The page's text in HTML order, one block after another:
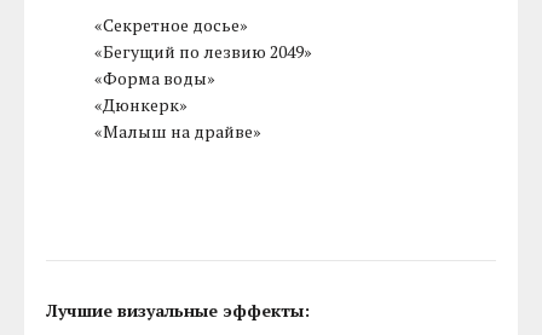
«Секретное досье»
«Бегущий по лезвию 2049»
«Форма воды»
«Дюнкерк»
«Малыш на драйве»
Лучшие визуальные эффекты: